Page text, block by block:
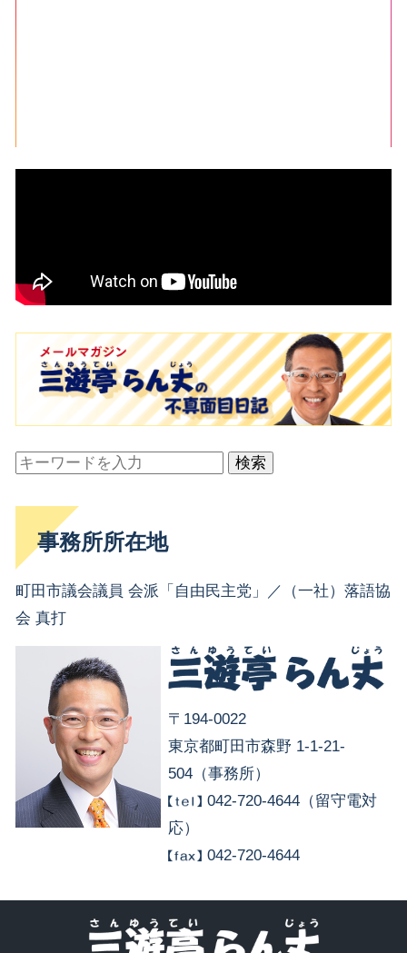
検索
事務所所在地
町田市議会議員 会派「自由民主党」／（一社）落語協
会 真打
〒194-0022
東京都町田市森野 1-1-21-
504（事務所）
042-720-4644（留守電対
応）
042-720-4644